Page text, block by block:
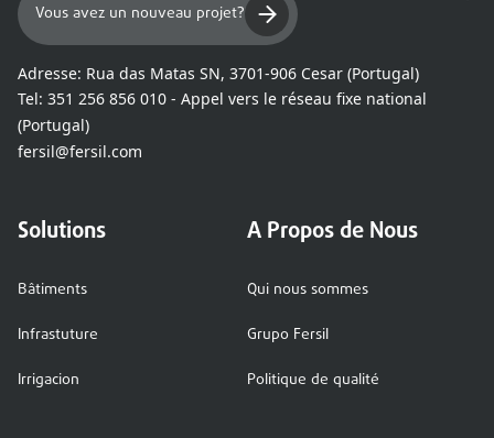
Vous avez un nouveau projet?
Adresse: Rua das Matas SN, 3701-906 Cesar (Portugal)
Tel: 351 256 856 010 - Appel vers le réseau fixe national
(Portugal)
fersil@fersil.com
Solutions
Bâtiments
Infrastuture
Irrigacion
A Propos de Nous
Qui nous sommes
Grupo Fersil
Politique de qualité